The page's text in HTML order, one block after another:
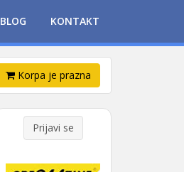
BLOG KONTAKT
Korpa je prazna
Prijavi se